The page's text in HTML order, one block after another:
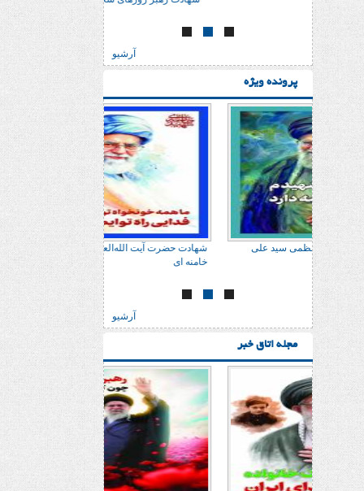
آرشیو
پرونده ویژه
شهادت حضرت آیت الله‌العظمی سید علی
آرشیو
مجله اتاق خبر